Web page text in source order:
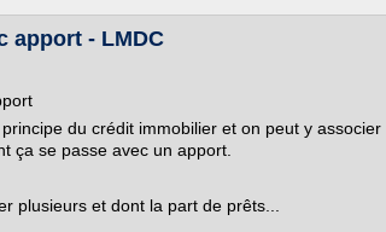
apport - LMDC
du crédit immobilier et on peut y associer
ça se passe avec un apport.
plusieurs et dont la part de prêts...